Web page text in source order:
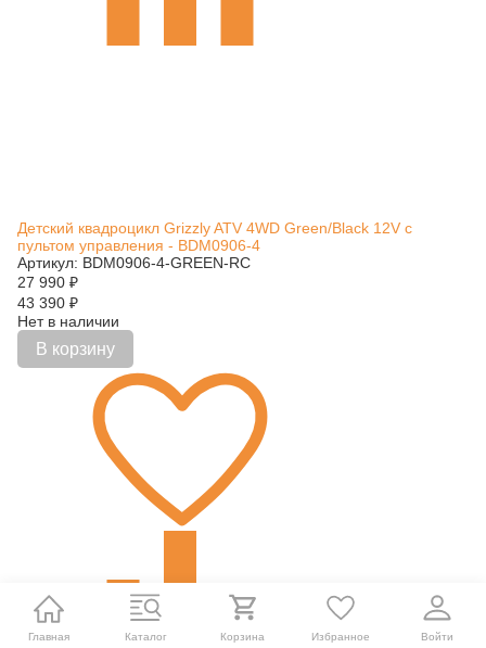
Детский квадроцикл Grizzly ATV 4WD Green/Black 12V с
пультом управления - BDM0906-4
Артикул: BDM0906-4-GREEN-RC
27 990 ₽
43 390 ₽
Нет в наличии
В корзину
Главная Каталог Корзина Избранное Войти